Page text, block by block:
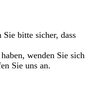
Sie bitte sicher, dass
wenden Sie sich
Sie uns an.